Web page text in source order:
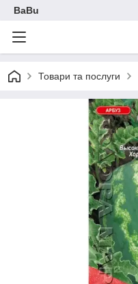
BaBu
Товари та послуги